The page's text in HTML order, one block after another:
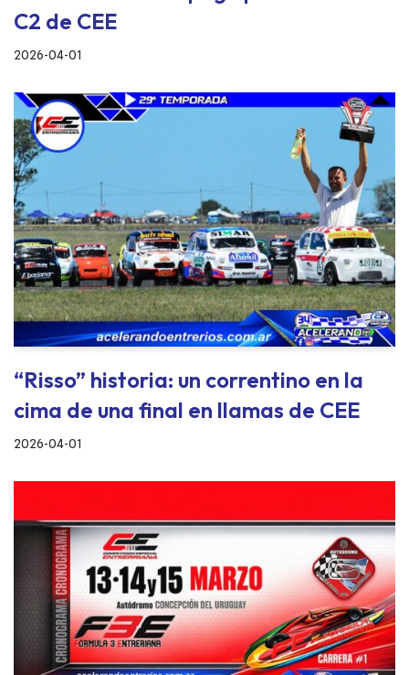
C2 de CEE
2026-04-01
“Risso” historia: un correntino en la
cima de una final en llamas de CEE
2026-04-01